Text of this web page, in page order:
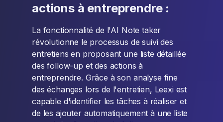
actions à entreprendre :
La fonctionnalité de l'AI Note taker
révolutionne le processus de suivi des
entretiens en proposant une liste détaillée
des follow-up et des actions à
entreprendre. Grâce à son analyse fine
des échanges lors de l'entretien, Leexi est
capable d'identifier les tâches à réaliser et
de les ajouter automatiquement à une liste